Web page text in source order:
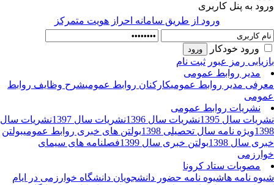
به پنل کاربری
ورود از طريق سامانه احراز هويت متمركز
ورود خودکار
رمز عبور ثبت نام
مدیر روابط عمومی
مدیر روابط عمومیکارکنان روابط عمومیشرح وظایف روابط
نشریات روابط عمومی
سال 1395
نشریات سال 1396 نشریات سال 1397
نشریات سال
ویژه نامه سال تحصیلی 1398 بولتن های خبری روابط عمومیبولتن
سال 1398
بولتن خبری سال 1399
فصلنامه های سیمای
مصوبات ستاد کرونا
نامه هاشیوه نامه حضور دانشجویان دانشگاه خوارزمی در ایام